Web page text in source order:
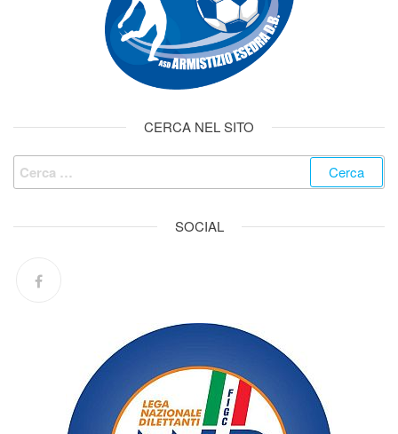
CERCA NEL SITO
SOCIAL